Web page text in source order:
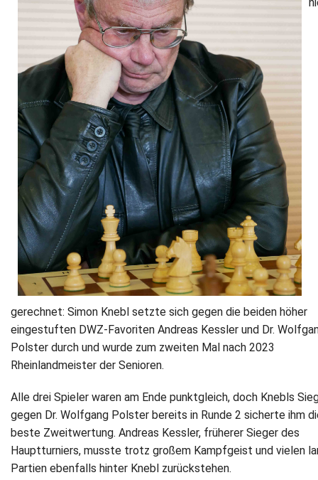
gerechnet: Simon Knebl setzte sich gegen die beiden höher
eingestuften DWZ-Favoriten Andreas Kessler und Dr.
Polster durch und wurde zum zweiten Mal nach 2023
Rheinlandmeister der Senioren.
Alle drei Spieler waren am Ende punktgleich, doch Knebls
gegen Dr. Wolfgang Polster bereits in Runde 2 sicherte ihm
beste Zweitwertung. Andreas Kessler, früherer Sieger des
Hauptturniers, musste trotz großem Kampfgeist und vielen
Partien ebenfalls hinter Knebl zurückstehen.